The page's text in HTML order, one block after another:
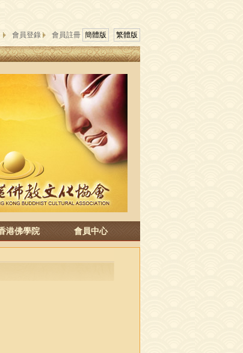
會員登錄 會員註冊 簡體版 繁體版
港佛學院 會員中心